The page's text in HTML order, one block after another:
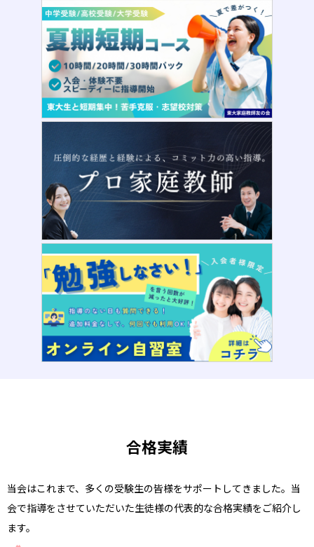
合格実績
当会はこれまで、多くの受験生の皆様をサポートしてきました。当
会で指導をさせていただいた生徒様の代表的な合格実績をご紹介し
ます。